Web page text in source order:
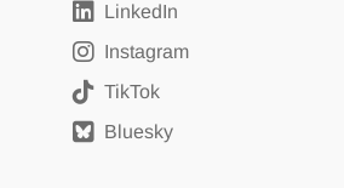
LinkedIn
Instagram
TikTok
Bluesky